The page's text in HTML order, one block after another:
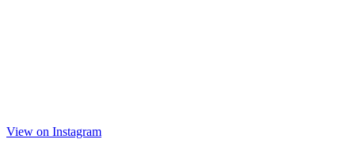
View on Instagram